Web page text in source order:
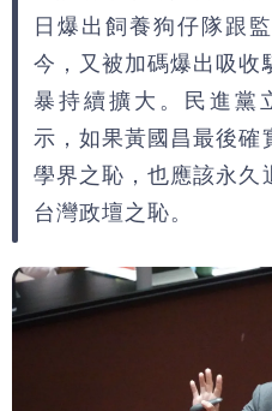
日爆出飼養狗仔隊跟
今，又被加碼爆出吸收
暴持續擴大。民進黨
示，如果黃國昌最後確
學界之恥，也應該永久
台灣政壇之恥。